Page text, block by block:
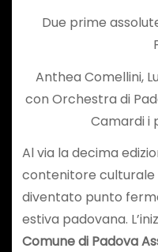
Due prime
Anthea Comellini,
con Orchestra di
Camardi i
Al via la decima
contenitore culturale
diventato punto
estiva padovana.
Comune di Padova